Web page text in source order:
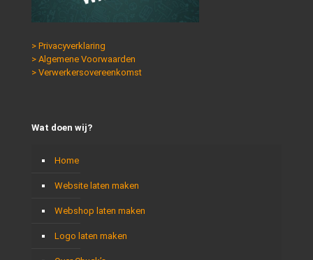
> Privacyverklaring
> Algemene Voorwaarden
> Verwerkersovereenkomst
Wat doen wij?
Home
Website laten maken
Webshop laten maken
Logo laten maken